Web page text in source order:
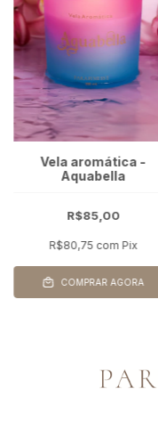
Vela aromática -
Aquabella
R$85,00
R$80,75 com Pix
COMPRAR AGORA